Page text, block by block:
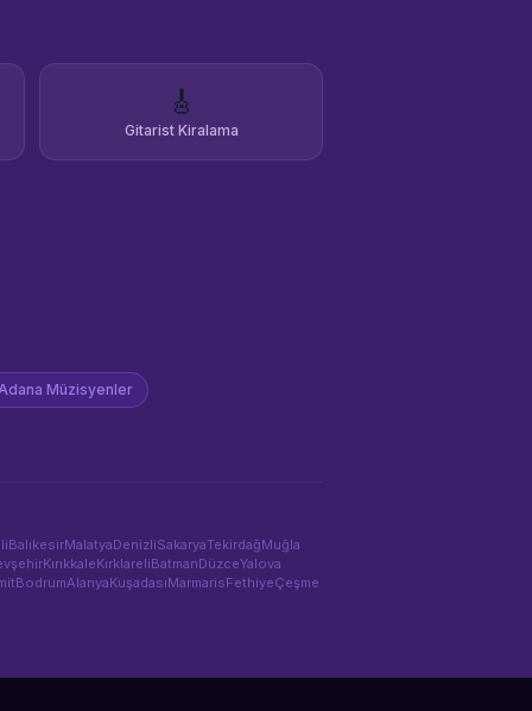
🎸
Gitarist Kiralama
Müzisyenler
BalıkesirMalatyaDenizliSakaryaTekirdağMuğla
KırıkkaleKırklareliBatmanDüzceYalova
BodrumAlanyaKuşadasıMarmarisFethiyeÇeşme